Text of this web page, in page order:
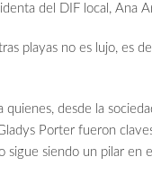
del DIF local, Ana
playas no es lujo, es
desde la
Porter fueron
sigue siendo un pilar en